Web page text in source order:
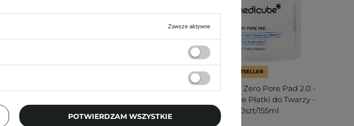
PROMOCJA BESTSELLER
Medicube - Zero Pore Pad 2.0 -
Złuszczające Płatki do Twarzy -
70szt/155ml
Zawsze aktywne
POTWIERDZAM WSZYSTKIE